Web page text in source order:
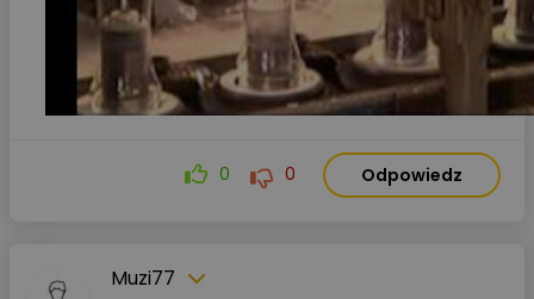
0 0 Odpowiedz
Muzi77